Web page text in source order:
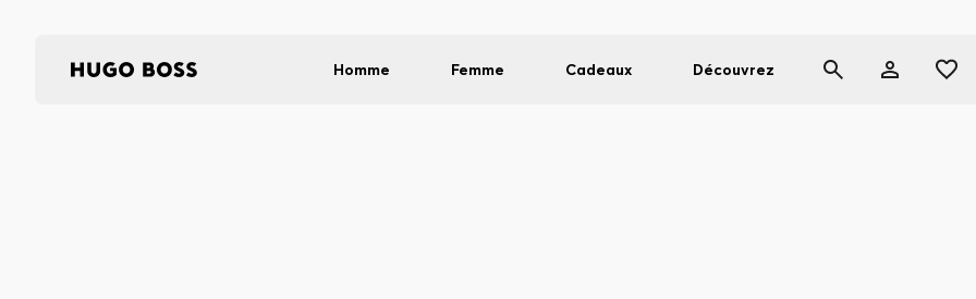
Homme Femme Cadeaux Découvrez